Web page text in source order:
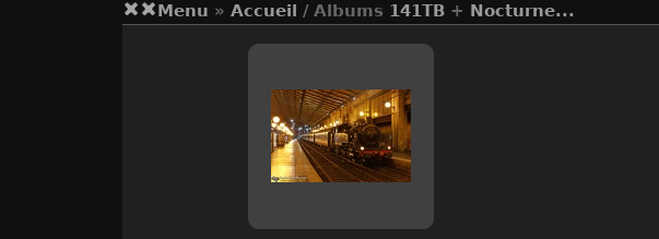
Menu » Accueil / Albums 141TB + Nocturne...